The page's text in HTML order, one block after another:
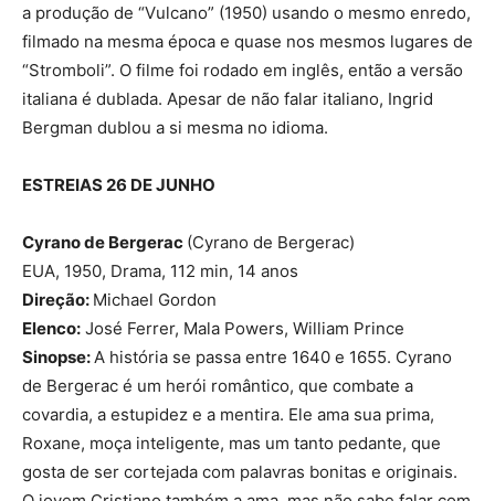
a produção de “Vulcano” (1950) usando o mesmo enredo,
filmado na mesma época e quase nos mesmos lugares de
“Stromboli”. O filme foi rodado em inglês, então a versão
italiana é dublada. Apesar de não falar italiano, Ingrid
Bergman dublou a si mesma no idioma.
ESTREIAS 26 DE JUNHO
Cyrano de Bergerac (Cyrano de Bergerac)
EUA, 1950, Drama, 112 min, 14 anos
Direção: Michael Gordon
Elenco: José Ferrer, Mala Powers, William Prince
Sinopse:A história se passa entre 1640 e 1655. Cyrano
de Bergerac é um herói romântico, que combate a
covardia, a estupidez e a mentira. Ele ama sua prima,
Roxane, moça inteligente, mas um tanto pedante, que
gosta de ser cortejada com palavras bonitas e originais.